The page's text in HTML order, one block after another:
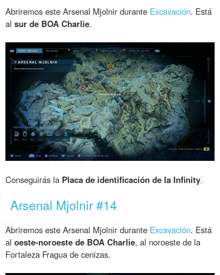
Abriremos este Arsenal Mjolnir durante Excavación. Está
alsur de BOA Charlie.
Conseguirás la Placa de identificación de la Infinity.
Arsenal Mjolnir #14
Abriremos este Arsenal Mjolnir durante Excavación. Está
aloeste-noroeste de BOA Charlie, al noroeste de la
Fortaleza Fragua de cenizas.